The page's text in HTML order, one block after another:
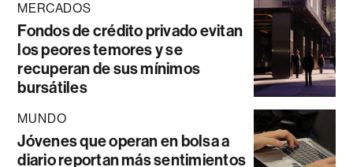
MERCADOS
Fondos de crédito privado evitan
los peores temores y se
recuperan de sus mínimos
bursátiles
MUNDO
Jóvenes que operan en bolsa a
diario reportan más sentimientos